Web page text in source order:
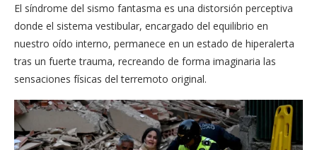
El síndrome del sismo fantasma es una distorsión perceptiva
donde el sistema vestibular, encargado del equilibrio en
nuestro oído interno, permanece en un estado de hiperalerta
tras un fuerte trauma, recreando de forma imaginaria las
sensaciones físicas del terremoto original.